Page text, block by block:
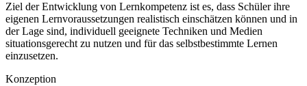
Ziel der Entwicklung von Lernkompetenz ist es, dass Schüler ihre
eigenen Lernvoraussetzungen realistisch einschätzen können und in
der Lage sind, individuell geeignete Techniken und Medien
situationsgerecht zu nutzen und für das selbstbestimmte Lernen
einzusetzen.
Konzeption